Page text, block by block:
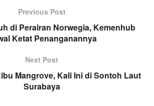
Previous Post
di Perairan Norwegia, Kemenhub
Ketat Penanganannya
Next Post
Mangrove, Kali Ini di Sontoh Laut
Surabaya